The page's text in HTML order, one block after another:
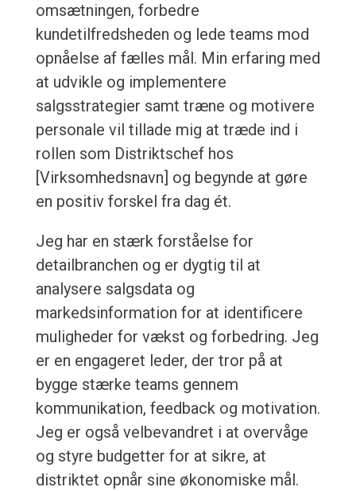
omsætningen, forbedre
kundetilfredsheden og lede teams mod
opnåelse af fælles mål. Min erfaring med
at udvikle og implementere
salgsstrategier samt træne og motivere
personale vil tillade mig at træde ind i
rollen som Distriktschef hos
[Virksomhedsnavn] og begynde at gøre
en positiv forskel fra dag ét.
Jeg har en stærk forståelse for
detailbranchen og er dygtig til at
analysere salgsdata og
markedsinformation for at identificere
muligheder for vækst og forbedring. Jeg
er en engageret leder, der tror på at
bygge stærke teams gennem
kommunikation, feedback og motivation.
Jeg er også velbevandret i at overvåge
og styre budgetter for at sikre, at
distriktet opnår sine økonomiske mål.